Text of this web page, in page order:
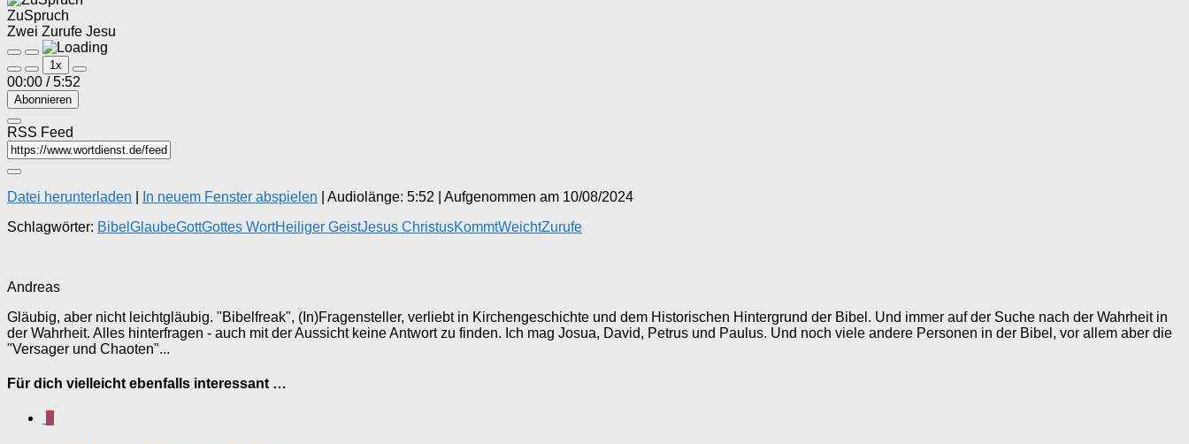
ZuSpruch
Zwei Zurufe Jesu
Play
Episode
Pause
Episode
1x
00:00 / 5:52
Abonnieren
RSS Feed
Datei herunterladen In neuem Fenster abspielen Audiolänge: 5:52
Aufgenommen am 10/08/2024
Schlagwörter: Bibel GlaubeGottGottes WortHeiliger GeistJesus ChristusKommtWeichtZurufe
Andreas
Gläubig, aber nicht leichtgläubig. "Bibelfreak", (In)Fragensteller, verliebt in Kirchengeschichte und dem Historischen Hintergrund der Bibel. Und immer auf der Suche nach der Wahrheit in
der Wahrheit. Alles hinterfragen - auch mit der Aussicht keine Antwort zu finden. Ich mag Josua, David, Petrus und Paulus. Und noch viele andere Personen in der Bibel, vor allem aber die
"Versager und Chaoten"...
Für dich vielleicht ebenfalls interessant …
0